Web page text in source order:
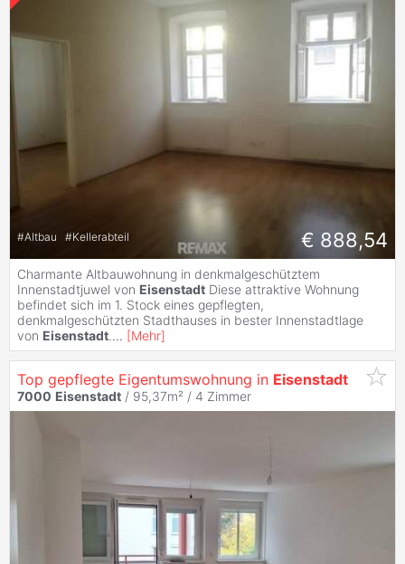
#Altbau #Kellerabteil € 888,54
Charmante Altbauwohnung in denkmalgeschütztem
Innenstadtjuwel von Eisenstadt Diese attraktive Wohnung
befindet sich im 1. Stock eines gepflegten,
denkmalgeschützten Stadthauses in bester Innenstadtlage
von Eisenstadt.... [Mehr]
Top gepflegte Eigentumswohnung in Eisenstadt
7000 Eisenstadt / 95,37m² / 4 Zimmer